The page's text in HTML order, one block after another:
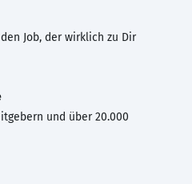
Job, der wirklich zu Dir
und über 20.000